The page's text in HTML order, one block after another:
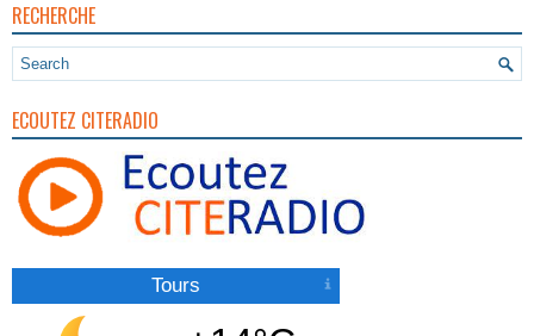
RECHERCHE
ECOUTEZ CITERADIO
Tours